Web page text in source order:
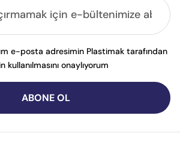
ABONE OL
e-posta adresimin Plastimak tarafından
onaylıyorum